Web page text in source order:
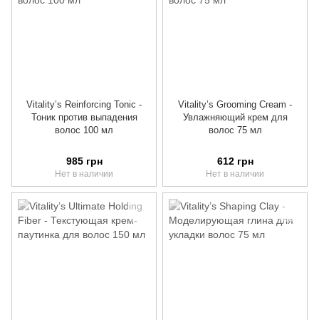
Vitality’s Reinforcing Tonic -
Тоник против выпадения
волос 100 мл
985 грн
Нет в наличии
Vitality’s Grooming Cream -
Увлажняющий крем для
волос 75 мл
612 грн
Нет в наличии